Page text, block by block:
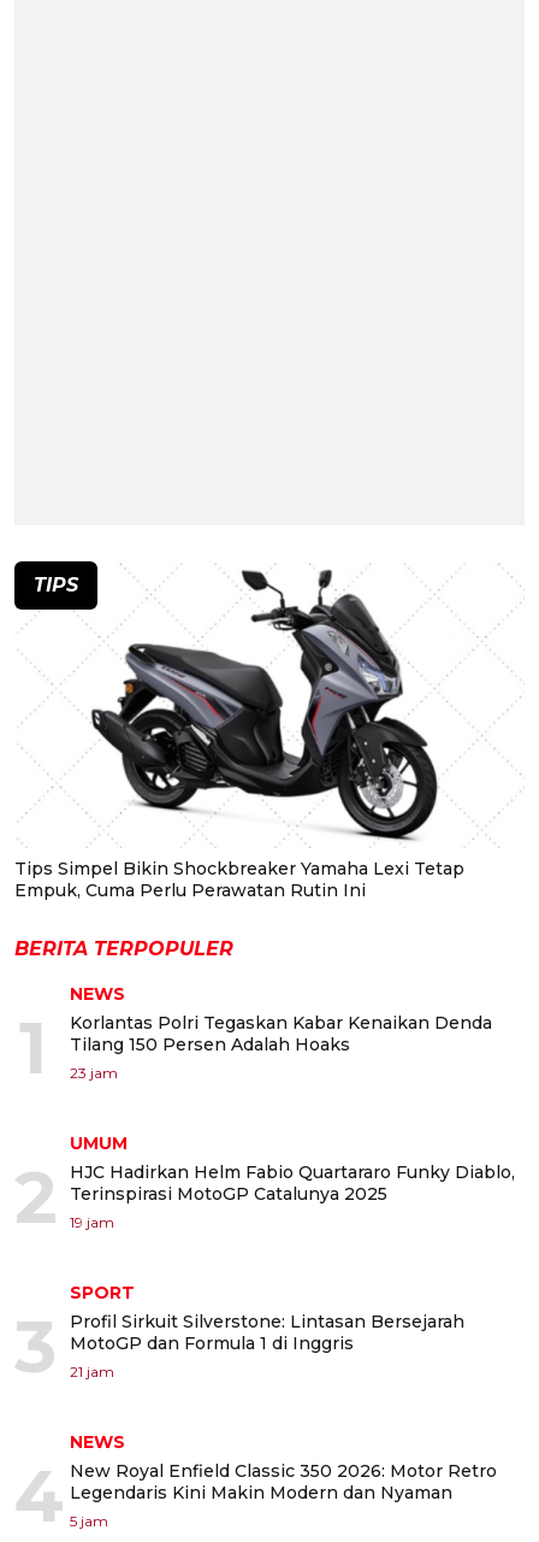
TIPS
Tips Simpel Bikin Shockbreaker Yamaha Lexi Tetap
Empuk, Cuma Perlu Perawatan Rutin Ini
BERITA TERPOPULER
1
NEWS
Korlantas Polri Tegaskan Kabar Kenaikan Denda
Tilang 150 Persen Adalah Hoaks
23 jam
2
UMUM
HJC Hadirkan Helm Fabio Quartararo Funky Diablo,
Terinspirasi MotoGP Catalunya 2025
19 jam
3
SPORT
Profil Sirkuit Silverstone: Lintasan Bersejarah
MotoGP dan Formula 1 di Inggris
21 jam
4
NEWS
New Royal Enfield Classic 350 2026: Motor Retro
Legendaris Kini Makin Modern dan Nyaman
5 jam